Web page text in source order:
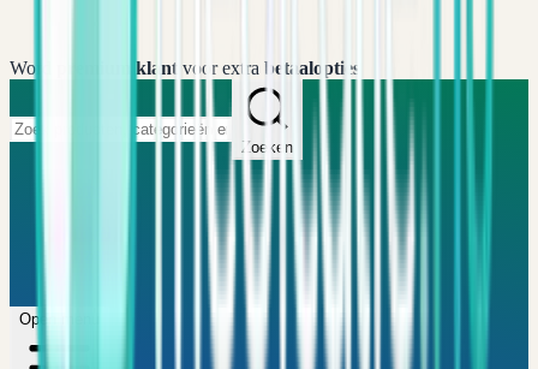
Word premium klant voor extra betaalopties
Zoeken
Open menu